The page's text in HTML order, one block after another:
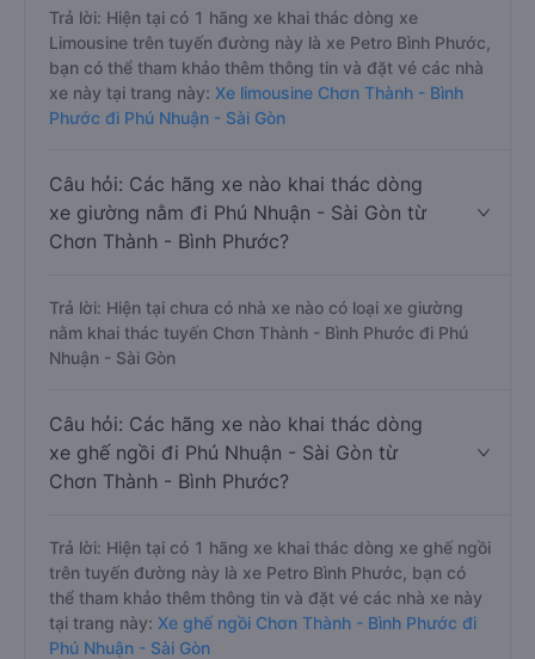
Trả lời: Hiện tại có 1 hãng xe khai thác dòng xe
Limousine trên tuyến đường này là xe Petro Bình Phước,
bạn có thể tham khảo thêm thông tin và đặt vé các nhà
xe này tại trang này: Xe limousine Chơn Thành - Bình
Phước đi Phú Nhuận - Sài Gòn
Câu hỏi: Các hãng xe nào khai thác dòng
xe giường nằm đi Phú Nhuận - Sài Gòn từ
Chơn Thành - Bình Phước?
Trả lời: Hiện tại chưa có nhà xe nào có loại xe giường
nằm khai thác tuyến Chơn Thành - Bình Phước đi Phú
Nhuận - Sài Gòn
Câu hỏi: Các hãng xe nào khai thác dòng
xe ghế ngồi đi Phú Nhuận - Sài Gòn từ
Chơn Thành - Bình Phước?
Trả lời: Hiện tại có 1 hãng xe khai thác dòng xe ghế ngồi
trên tuyến đường này là xe Petro Bình Phước, bạn có
thể tham khảo thêm thông tin và đặt vé các nhà xe này
tại trang này: Xe ghế ngồi Chơn Thành - Bình Phước đi
Phú Nhuận - Sài Gòn